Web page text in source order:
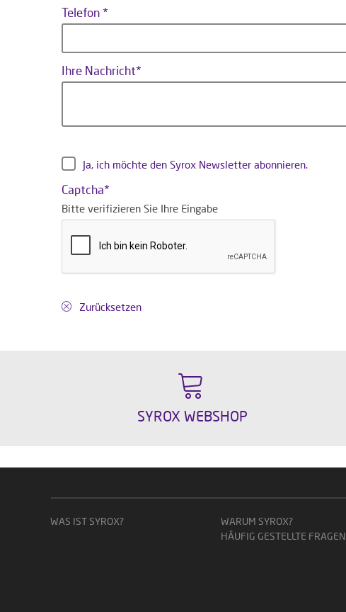
Telefon
Ihre Nachricht
Ja, ich möchte den Syrox Newsletter abonnieren.
Captcha
Bitte verifizieren Sie Ihre Eingabe
Zurücksetzen
SYROX WEBSHOP
WAS IST SYROX?
WARUM SYROX?
HÄUFIG GESTELLTE FRAGEN